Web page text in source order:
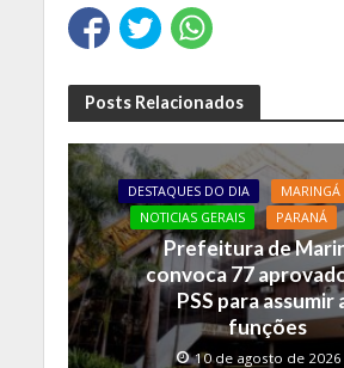
Posts Relacionados
DESTAQUES DO DIA
MARINGÁ
NOTICIAS GERAIS
PARANÁ
Prefeitura de
convoca 77
PSS para assumir
funções
10 de agosto de 2026